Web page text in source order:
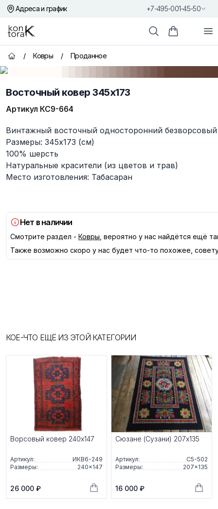
Адреса и график +7-495-001-45-50
Контора К
ПоискКорзина
Главная страница
/ Ковры / Проданное
Восточный ковер 345x173
Артикул КС9-664
Описание
Винтажный восточный односторонний
Размеры: 345x173 (см)
100% шерсть
Натуральные красители (из цветов и трав)
Место изготовления: Табасаран
Нет в наличии
Смотрите раздел - Ковры , вероятно у нас найдётся ещё
Также возможно скоро у нас будет что-то похожее,
КОЕ-ЧТО ЕЩЁ ИЗ ЭТОЙ КАТЕГОРИИ
Ворсовый ковер 240x147
Артикул:
ИКВ6-249
Размеры:
240×147
26 000 ₽
Сюзане (Сузани) 207x135
Артикул:
С5-502
Размеры:
207×135
16 000 ₽